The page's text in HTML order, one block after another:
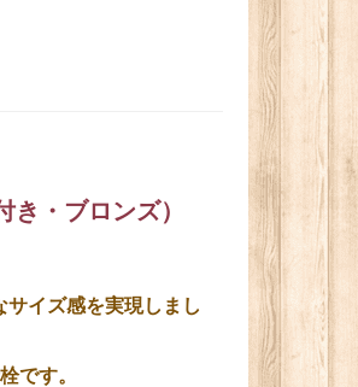
・ブロンズ）
イズ感を実現しまし
です。